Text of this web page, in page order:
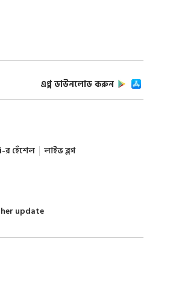
এপ্প ডাউনলোড করুন
হেঁশেল লাইভ ব্লগ
update